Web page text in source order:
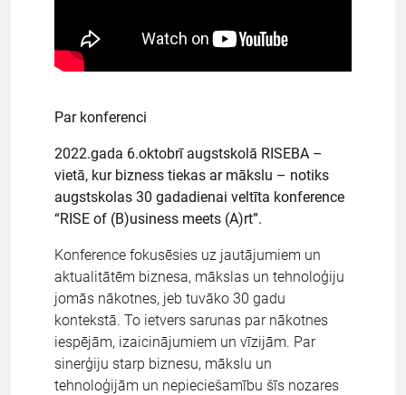
Par konferenci
2022.gada 6.oktobrī augstskolā RISEBA –
vietā, kur bizness tiekas ar mākslu – notiks
augstskolas 30 gadadienai veltīta konference
“RISE of (B)usiness meets (A)rt”.
Konference fokusēsies uz jautājumiem un
aktualitātēm biznesa, mākslas un tehnoloģiju
jomās nākotnes, jeb tuvāko 30 gadu
kontekstā. To ietvers sarunas par nākotnes
iespējām, izaicinājumiem un vīzijām. Par
sinerģiju starp biznesu, mākslu un
tehnoloģijām un nepieciešamību šīs nozares